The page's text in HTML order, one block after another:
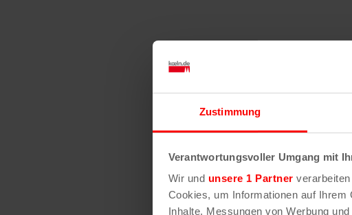
Zustimmung
Verantwortungsvoller Umgang mit
Wir und unsere 1 Partner
Cookies, um Informationen auf
Inhalte, Messungen von Werbung